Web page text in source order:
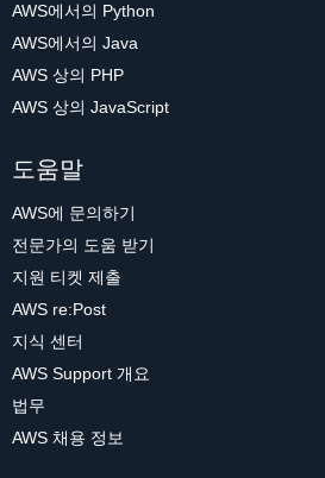
AWS에서의 Python
AWS에서의 Java
AWS 상의 PHP
AWS 상의 JavaScript
도움말
AWS에 문의하기
전문가의 도움 받기
지원 티켓 제출
AWS re:Post
지식 센터
AWS Support 개요
법무
AWS 채용 정보